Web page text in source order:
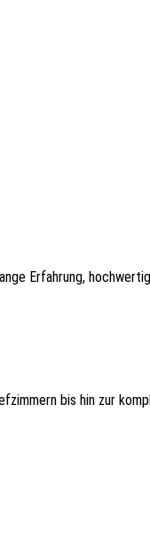
Erfahrung,
bis hin zur